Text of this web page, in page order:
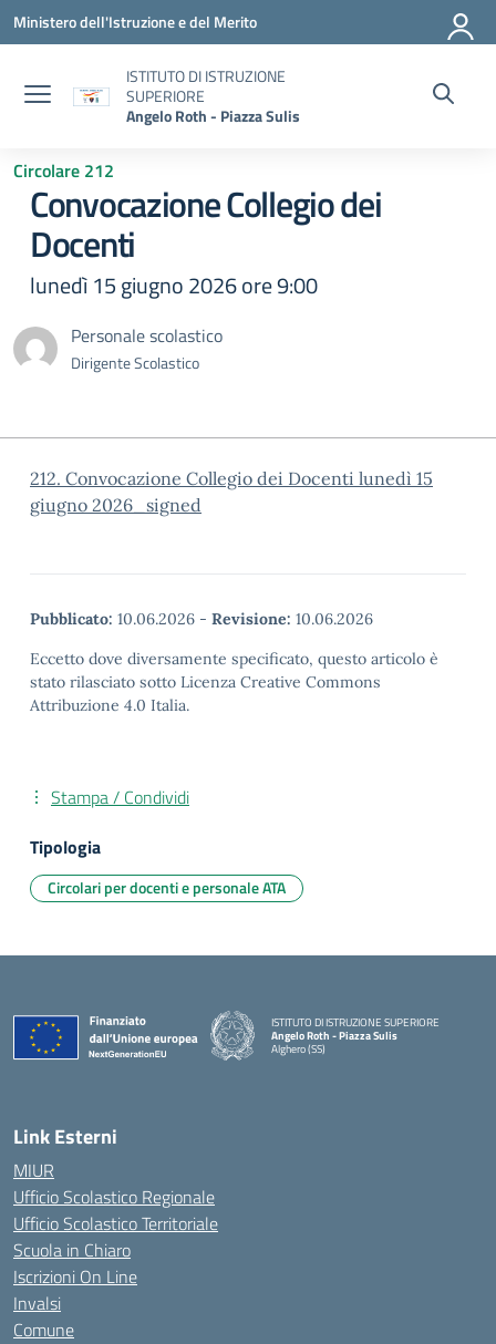
Vai ai contenuti
Vai al menu di navigazione
Vai al footer
Ministero dell'Istruzione e del Merito
ISTITUTO DI ISTRUZIONE
SUPERIORE
Angelo Roth - Piazza Sulis
Circolare 212
Convocazione Collegio dei
Docenti
lunedì 15 giugno 2026 ore 9:00
Personale scolastico
Dirigente Scolastico
212. Convocazione Collegio dei Docenti lunedì 15
giugno 2026_signed
Pubblicato: 10.06.2026 - Revisione: 10.06.2026
Eccetto dove diversamente specificato, questo articolo è
stato rilasciato sotto Licenza Creative Commons
Attribuzione 4.0 Italia.
Stampa / Condividi
Tipologia
Circolari per docenti e personale ATA
ISTITUTO DI ISTRUZIONE SUPERIORE
Angelo Roth - Piazza Sulis
Alghero (SS)
— Visita la pagina iniziale della scuola
Link Esterni
MIUR
Ufficio Scolastico Regionale
Ufficio Scolastico Territoriale
Scuola in Chiaro
Iscrizioni On Line
Invalsi
Comune